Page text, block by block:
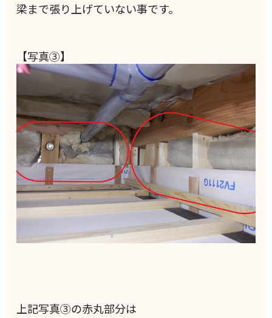
梁まで張り上げていない事です。
【写真③】
上記写真③の赤丸部分は